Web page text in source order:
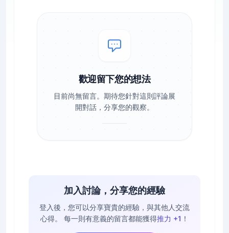
歡迎留下您的想法
目前尚無留言。期待您針對這則評論展
開對話，分享您的觀察。
加入討論，分享您的經驗
登入後，您可以分享寶貴的經驗，與其他人交流
心得。
每一則有意義的留言都能獲得推力 +1 ！